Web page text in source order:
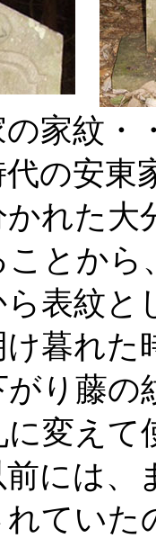
の家紋・
の安東
かれた大
とから、
ら表紋と
暮れた
り藤の
に変えて
には、
ていた